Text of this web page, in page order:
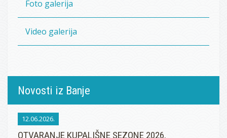
Foto galerija
Video galerija
Novosti iz Banje
12.06.2026.
OTVARANJE KUPALIŠNE SEZONE 2026.